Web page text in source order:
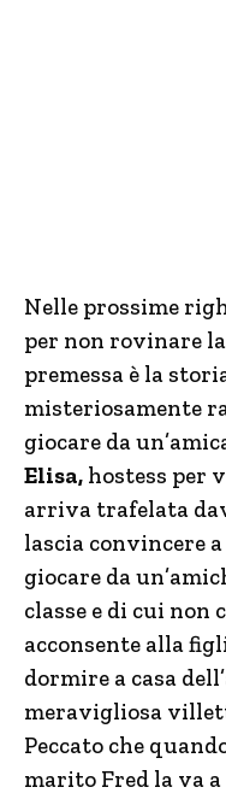
Nelle prossime
per non rovinare
premessa è la
misteriosamente
giocare da
Elisa, hostess per
arriva trafelata
lascia convincere
giocare da
classe e di cui non
acconsente alla
dormire a casa
meravigliosa
Peccato che
marito Fred la va